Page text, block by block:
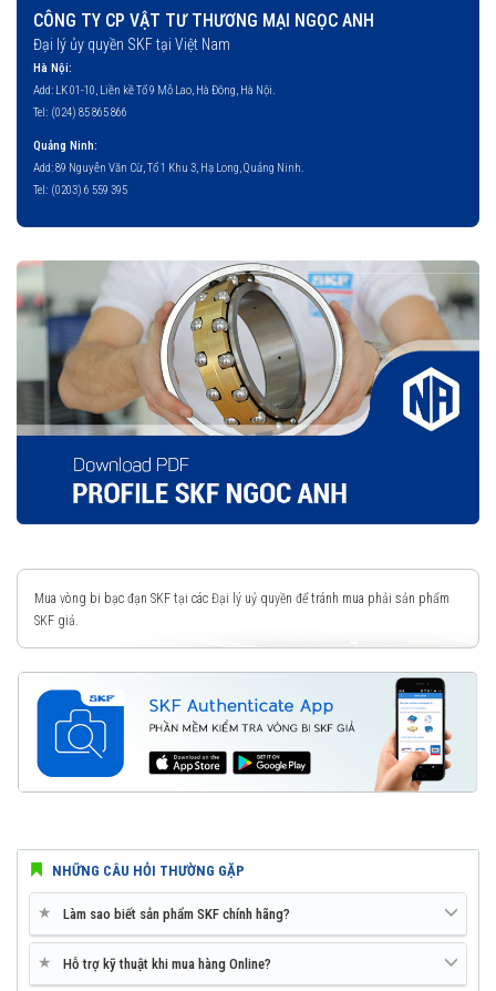
CÔNG TY CP VẬT TƯ THƯƠNG MẠI NGỌC ANH
Đại lý ủy quyền SKF tại Việt Nam
Hà Nội:
Add: LK 01-10, Liền kề Tổ 9 Mỗ Lao, Hà Đông, Hà Nội.
Tel: (024) 85 865 866
Quảng Ninh:
Add: 89 Nguyễn Văn Cừ, Tổ 1 Khu 3, Hạ Long, Quảng Ninh.
Tel: (0203) 6 559 395
Mua vòng bi bạc đạn SKF tại các Đại lý uỷ quyền để tránh mua phải sản phẩm
SKF giả.
NHỮNG CÂU HỎI THƯỜNG GẶP
★ Làm sao biết sản phẩm SKF chính hãng?
★ Hỗ trợ kỹ thuật khi mua hàng Online?